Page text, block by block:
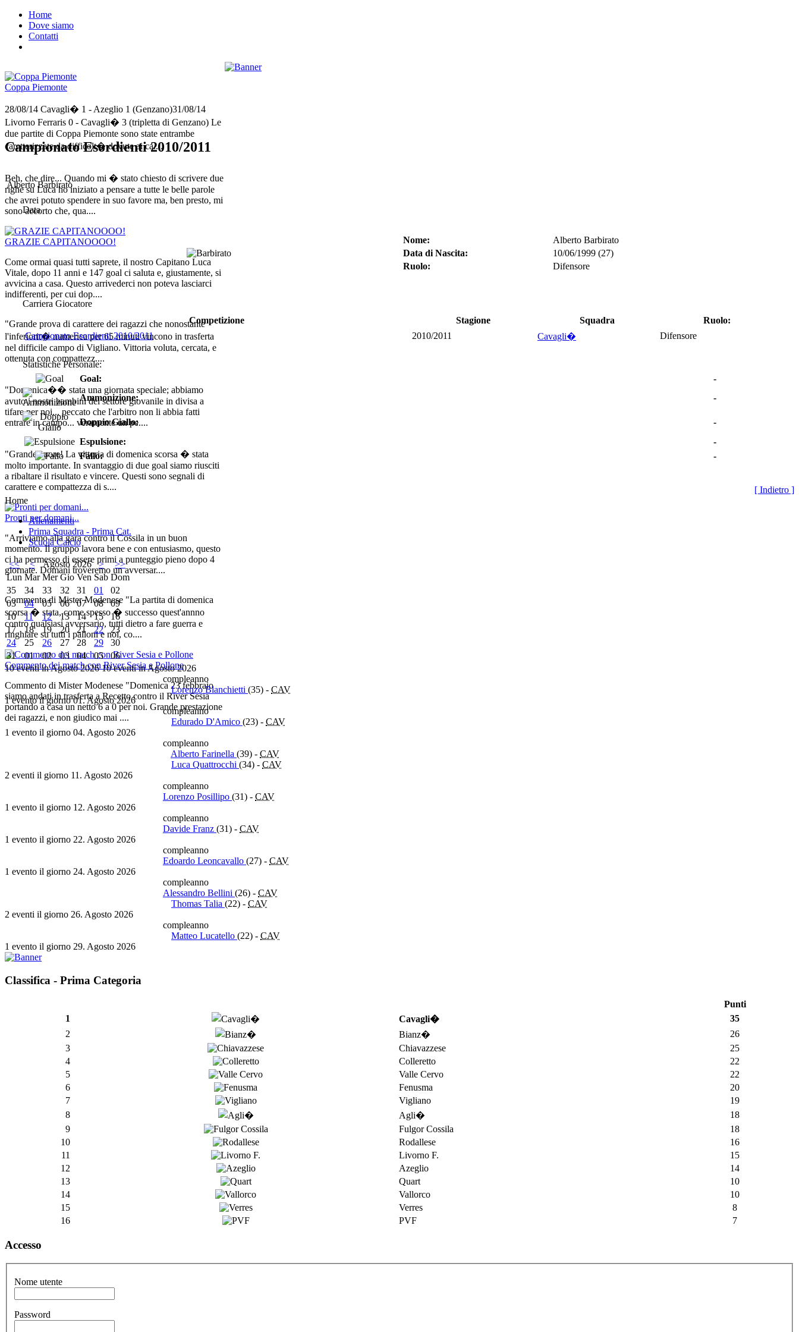
Home
Dove siamo
Contatti
Coppa Piemonte
28/08/14 Cavagli� 1 - Azeglio 1 (Genzano)31/08/14
Livorno Ferraris 0 - Cavagli� 3 (tripletta di Genzano) Le
due partite di Coppa Piemonte sono state entrambe
caretterizzate da difficolt� dovute ai ca....
Beh, che dire... Quando mi � stato chiesto di scrivere due
righe su Luca ho iniziato a pensare a tutte le belle parole
che avrei potuto spendere in suo favore ma, ben presto, mi
sono accorto che, qua....
GRAZIE CAPITANOOOO!
Come ormai quasi tutti saprete, il nostro Capitano Luca
Vitale, dopo 11 anni e 147 goal ci saluta e, giustamente, si
avvicina a casa. Questo arrivederci non poteva lasciarci
indifferenti, per cui dop....
"Grande prova di carattere dei ragazzi che nonostante
l'inferiorit� numerica per 65 minuti vincono in trasferta
nel difficile campo di Vigliano. Vittoria voluta, cercata, e
ottenuta con compattezz....
"Domenica�� stata una giornata speciale; abbiamo
avuto i nostri bambini del settore giovanile in divisa a
tifare per noi... peccato che l'arbitro non li abbia fatti
entrare in campo... veramente un pe....
"Grande cuore! La vittoria di domenica scorsa � stata
molto importante. In svantaggio di due goal siamo riusciti
a ribaltare il risultato e vincere. Questi sono segnali di
carattere e compattezza di s....
Pronti per domani...
"Arriviamo alla gara contro il Cossila in un buon
momento. Il gruppo lavora bene e con entusiasmo, questo
ci ha permesso di essere primi a punteggio pieno dopo 4
giornate. Domani troveremo un avversar....
Commento di Mister Modenese "La partita di domenica
scorsa � stata, come spesso � successo quest'annno
contro qualsiasi avversario, tutti dietro a fare guerra e
ringhiare su tutti i palloni e noi, co....
Commento dei match con River Sesia e Pollone
Commento di Mister Modenese "Domenica 23 febbraio
siamo andati in trasferta a Recetto contro il River Sesia
portando a casa un netto 6 a 0 per noi. Grande prestazione
dei ragazzi, e non giudico mai ....
Campionato Esordienti 2010/2011
Alberto Barbirato
Data
Nome:
Alberto Barbirato
Data di Nascita:
10/06/1999 (27)
Ruolo:
Difensore
Carriera Giocatore
Competizione
Stagione Squadra
Ruolo:
Campionato Esordienti 2010/2011
2010/2011 Cavagli� Difensore
Statistiche Personale:
Goal:
-
Ammonizione:
-
Doppio Giallo:
-
Espulsione:
-
Fallo:
-
[ Indietro ]
Home
Allenamenti
Prima Squadra - Prima Cat.
Scuola Calcio
<< < Agosto 2026 >
>>
Lun Mar Mer Gio Ven Sab Dom
35
34 33 32 31 01
02
03
04 05 06 07 08
09
10
11 12 13 14 15
16
17
18 19 20 21 22
23
24
25 26 27 28 29
30
31
01 02 03 04 05
06
10 eventi in Agosto 2026 10 eventi in Agosto 2026
compleanno
Lorenzo Blanchietti (35) - CAV
1 evento il giorno 01. Agosto 2026
compleanno
Edurado D'Amico (23) - CAV
1 evento il giorno 04. Agosto 2026
compleanno
Alberto Farinella (39) - CAV
Luca Quattrocchi (34) - CAV
2 eventi il giorno 11. Agosto 2026
compleanno
Lorenzo Posillipo (31) - CAV
1 evento il giorno 12. Agosto 2026
compleanno
Davide Franz (31) - CAV
1 evento il giorno 22. Agosto 2026
compleanno
Edoardo Leoncavallo (27) - CAV
1 evento il giorno 24. Agosto 2026
compleanno
Alessandro Bellini (26) - CAV
Thomas Talia (22) - CAV
2 eventi il giorno 26. Agosto 2026
compleanno
Matteo Lucatello (22) - CAV
1 evento il giorno 29. Agosto 2026
Classifica - Prima Categoria
Punti
1
Cavagli�
35
2
Bianz�
26
3
Chiavazzese
25
4
Colleretto
22
5
Valle Cervo
22
6
Fenusma
20
7
Vigliano
19
8
Agli�
18
9
Fulgor Cossila
18
10
Rodallese
16
11
Livorno F.
15
12
Azeglio
14
13
Quart
10
14
Vallorco
10
15
Verres
8
16
PVF 7
Accesso
Nome utente
Password